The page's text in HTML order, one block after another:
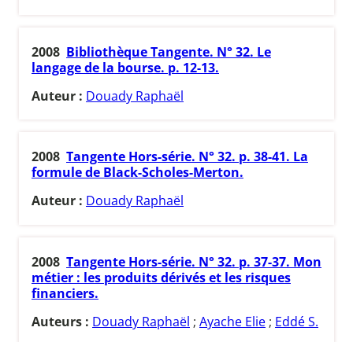
2008 Bibliothèque Tangente. N° 32. Le
langage de la bourse. p. 12-13.
Auteur : Douady Raphaël
2008 Tangente Hors-série. N° 32. p. 38-41. La
formule de Black-Scholes-Merton.
Auteur : Douady Raphaël
2008 Tangente Hors-série. N° 32. p. 37-37. Mon
métier : les produits dérivés et les risques
financiers.
Auteurs : Douady Raphaël ; Ayache Elie ; Eddé S.